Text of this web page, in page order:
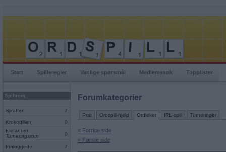
Start Spilleregler Vanlige spørsmål Medlemssøk Topplister
Spillrom
Sjiraffen 7
Krokodillen
0
Elefanten
Turneringsrom
0
Innloggede 7
Forumkategorier
Prat Ordspill-hjelp Ordleker IRL-spill Turneringer
« Forrige side
« Første side